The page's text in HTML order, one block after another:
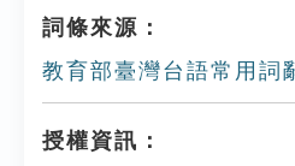
詞條來源：
教育部臺灣台語常用詞
授權資訊：